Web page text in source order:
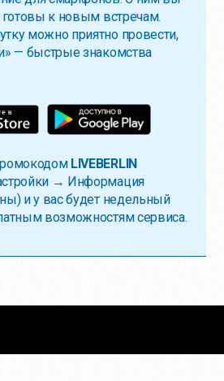
готовы к новым встречам.
можно приятно провести,
— быстрые знакомства
LIVEBERLIN
→ Информация
и у вас будет недельный
возможностям сервиса.